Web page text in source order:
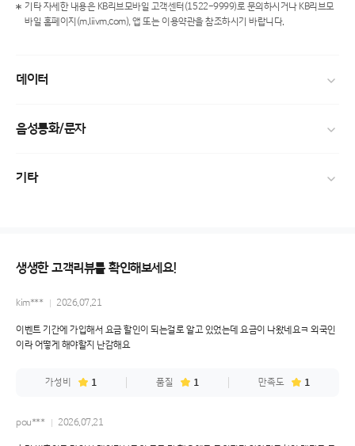
기타 자세한 내용은 KB리브모바일 고객센터(1522-9999)로 문의하시거나 KB리브모
바일 홈페이지(m.liivm.com), 앱 또는 이용약관을 참조하시기 바랍니다.
데이터
음성통화/문자
기타
생생한 고객리뷰를 확인해보세요!
kim*** 2026.07.21
이벤트 기간에 가입해서 요금 할인이 되는걸로 알고 있었는데 요금이 나왔네요ㅋ 외국인
이라 어떻게 해야할지 난감해요
가성비 1 품질 1 만족도 1
pou*** 2026.07.21